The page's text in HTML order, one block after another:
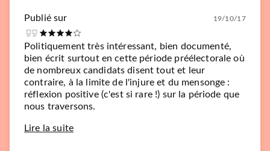
Publié sur 19/10/17
Politiquement très intéressant, bien documenté,
bien écrit surtout en cette période préélectorale où
de nombreux candidats disent tout et leur
contraire, à la limite de l'injure et du mensonge :
réflexion positive (c'est si rare !) sur la période que
nous traversons.
Lire la suite